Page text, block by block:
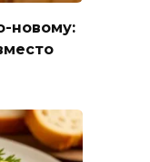
новому: